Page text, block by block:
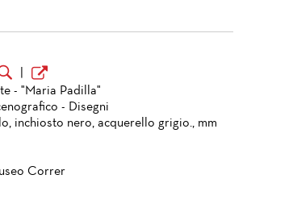
- "Maria Padilla"
- Disegni
inchiosto nero, acquerello grigio., mm
Correr